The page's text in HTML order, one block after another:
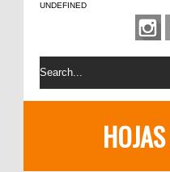
UNDEFINED